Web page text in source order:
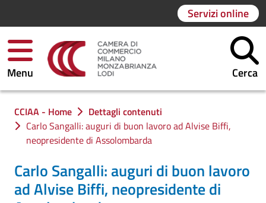
Servizi online
Menu Cerca
Ti trovi in:
CCIAA - Home
Dettagli contenuti
Carlo Sangalli: auguri di buon lavoro ad Alvise Biffi,
neopresidente di Assolombarda
Carlo Sangalli: auguri di buon lavoro
ad Alvise Biffi, neopresidente di